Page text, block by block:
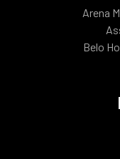
Arena
Belo